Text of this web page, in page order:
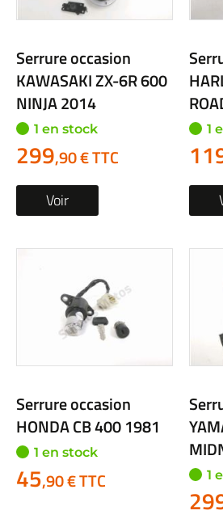
Serrure occasion
KAWASAKI ZX-6R 600
NINJA 2014
1 en stock
299,90 € TTC
Voir
1
Serrure occasion
HONDA CB 400 1981
1 en stock
45,90 € TTC 1